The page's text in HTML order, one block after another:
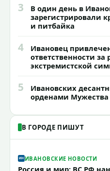
3
В один день в
зарегистрировали
и питбайка
4
Ивановец
ответственности
экстремистской
5
Ивановских
орденами Мужества
В ГОРОДЕ ПИШУТ
ИВАНОВСКИЕ НОВОСТИ
Россия и мир: ВС РФ